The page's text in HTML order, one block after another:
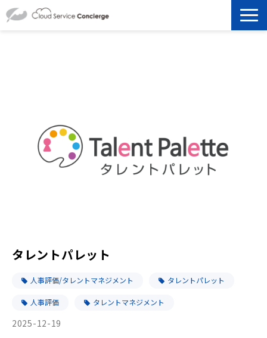
お役立ち記事
タレントパレット
人事評価/タレントマネジメント タレントパレット
人事評価 タレントマネジメント
2025-12-19